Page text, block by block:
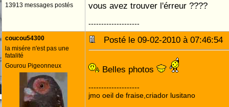
13913 messages postés vous avez trouver l'érreur ????
--------------------
coucou54300
la misére n'est pas une
fatalité
Gourou Pigeonneux
Posté le 09-02-2010 à
Belles photos
--------------------
jmo oeil de fraise,criador lusitano